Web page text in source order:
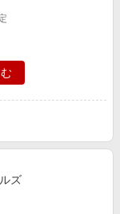
ズ